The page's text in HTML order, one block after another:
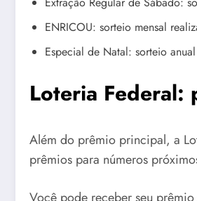
ENRICOU: sorteio mensal
Especial de Natal: sorteio
Loteria Federal:
Além do prêmio principal, a
prêmios para números
Você pode receber seu